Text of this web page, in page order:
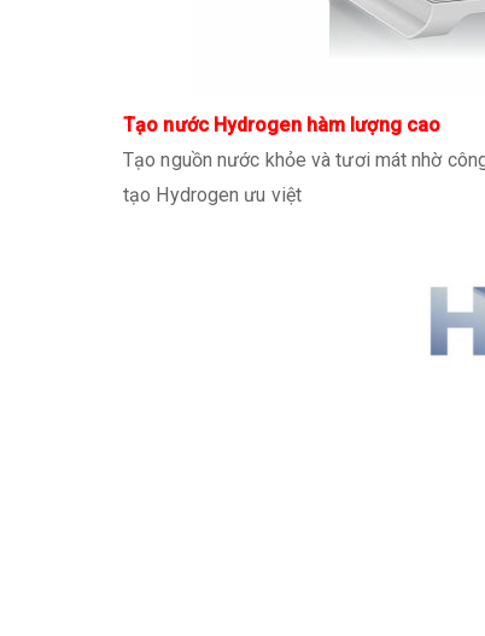
Tạo nước Hydrogen hàm lượng cao
Tạo nguồn nước khỏe và tươi mát nhờ
tạo Hydrogen ưu việt